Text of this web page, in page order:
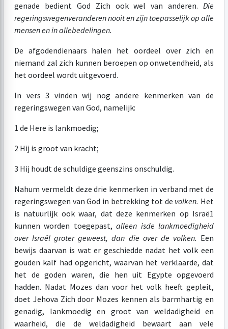
genade bedient God Zich ook wel van anderen. Die
regeringswegenveranderen nooit en zijn toepasselijk op alle
mensen en in allebedelingen.
De afgodendienaars halen het oordeel over zich en
niemand zal zich kunnen beroepen op onwetendheid, als
het oordeel wordt uitgevoerd.
In vers 3 vinden wij nog andere kenmerken van de
regeringswegen van God, namelijk:
1 de Here is lankmoedig;
2 Hij is groot van kracht;
3 Hij houdt de schuldige geenszins onschuldig.
Nahum vermeldt deze drie kenmerken in verband met de
regeringswegen van God in betrekking tot de volken. Het
is natuurlijk ook waar, dat deze kenmerken op Israë1
kunnen worden toegepast,alleen isde lankmoedigheid
over Israël groter geweest, dan die over de volken. Een
bewijs daarvan is wat er geschiedde nadat het volk een
gouden kalf had opgericht, waarvan het verklaarde, dat
het de goden waren, die hen uit Egypte opgevoerd
hadden. Nadat Mozes dan voor het volk heeft gepleit,
doet Jehova Zich door Mozes kennen als barmhartig en
genadig, lankmoedig en groot van weldadigheid en
waarheid, die de weldadigheid bewaart aan vele